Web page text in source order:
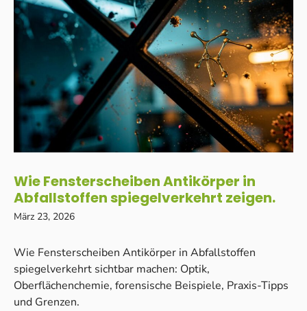
Wie Fensterscheiben Antikörper in
Abfallstoffen spiegelverkehrt zeigen.
März 23, 2026
Wie Fensterscheiben Antikörper in Abfallstoffen
spiegelverkehrt sichtbar machen: Optik,
Oberflächenchemie, forensische Beispiele, Praxis-Tipps
und Grenzen.